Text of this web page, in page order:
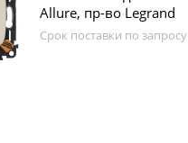
Allure, пр-во Legrand
Срок поставки по запросу